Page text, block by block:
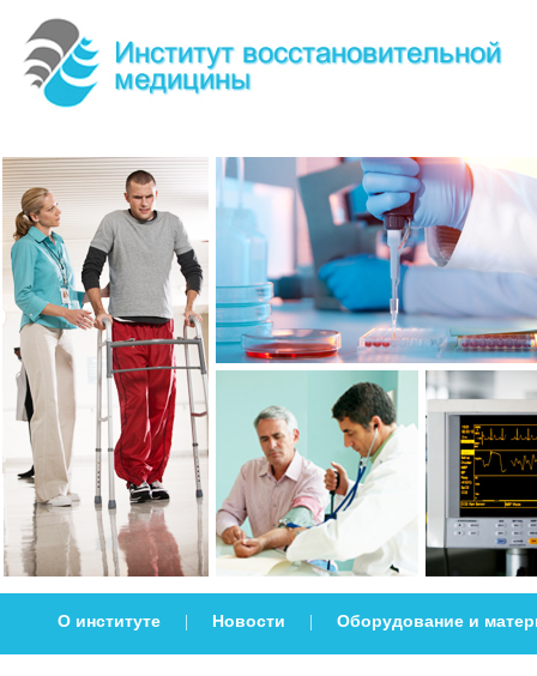
О институте Новости Оборудование и